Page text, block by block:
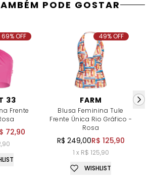
PODE GOSTAR
33
Frente
72,90
69% OFF
FARM
Blusa Feminina Tule
Frente Única Rio Gráfico -
Rosa
R$ 249,00R$ 125,90
1 x R$ 125,90
49% OFF
WISHLIST